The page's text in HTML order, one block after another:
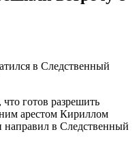
в Следственный
что готов разрешить
арестом Кириллом
в Следственный